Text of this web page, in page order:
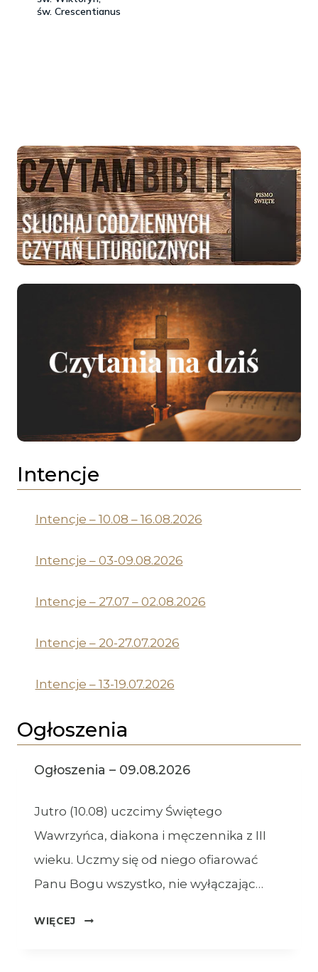
Intencje
Intencje – 10.08 – 16.08.2026
Intencje – 03-09.08.2026
Intencje – 27.07 – 02.08.2026
Intencje – 20-27.07.2026
Intencje – 13-19.07.2026
Ogłoszenia
Ogłoszenia – 09.08.2026
Jutro (10.08) uczcimy Świętego
Wawrzyńca, diakona i męczennika z III
wieku. Uczmy się od niego ofiarować
Panu Bogu wszystko, nie wyłączając…
WIĘCEJ
OGŁOSZENIA